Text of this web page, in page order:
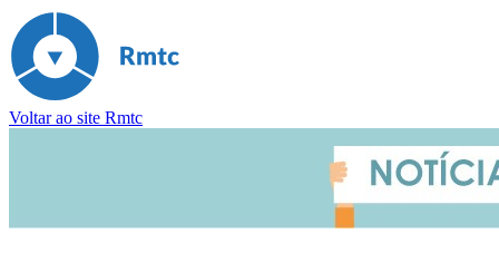
Voltar ao site Rmtc